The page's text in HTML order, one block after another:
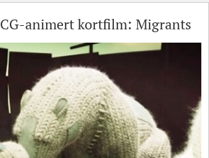
animert kortfilm: Migrants